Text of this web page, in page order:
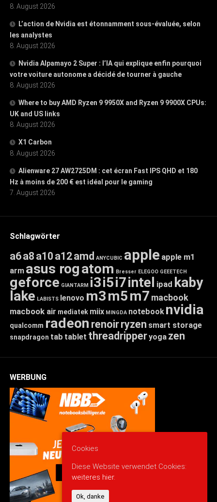
8. August 2026
L’action de Nvidia est étonnamment sous-évaluée, selon
les analystes
8. August 2026
Nvidia Alpamayo 2 Super : l’IA qui explique enfin pourquoi
votre voiture autonome a décidé de tourner à gauche
8. August 2026
Where to buy AMD Ryzen 9 9950X and Ryzen 9 9900X CPUs:
UK and US links
8. August 2026
X1 Carbon
8. August 2026
Alienware 27 AW2725DM : cet écran Fast IPS QHD et 180
Hz à moins de 200 € est idéal pour le gaming
7. August 2026
Schlagwörter
a6a8 a10 a12amd ANYCUBIC apple apple m1
arm asus rogatom Bresser ELEGOO GEEETECH
geforce GIANTARM i3i5i7intel ipad kaby
lake LABISTS lenovo m3m5m7 macbook
macbook air mediatek miix MINGDA notebook nvidia
qualcomm radeon renoirryzen smart storage
snapdragon tab tablet threadripperyoga zen
WERBUNG
Cookies
Diese Website verwendet Cookies:
weiteres hier.
Ok, danke